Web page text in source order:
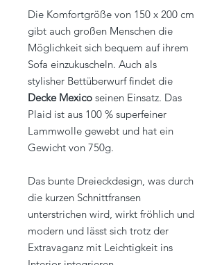
Die Komfortgröße von 150 x 200 cm
gibt auch großen Menschen die
Möglichkeit sich bequem auf ihrem
Sofa einzukuscheln. Auch als
stylisher Bettüberwurf findet die
Decke Mexico seinen Einsatz. Das
Plaid ist aus 100 % superfeiner
Lammwolle gewebt und hat ein
Gewicht von 750g.
Das bunte Dreieckdesign, was durch
die kurzen Schnittfransen
unterstrichen wird, wirkt fröhlich und
modern und lässt sich trotz der
Extravaganz mit Leichtigkeit ins